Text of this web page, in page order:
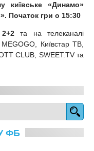
київське «Динамо»
Початок гри о 15:30
2+2та на телеканалі
Київстар ТВ,
CLUB, SWEET.TV та
ФБ